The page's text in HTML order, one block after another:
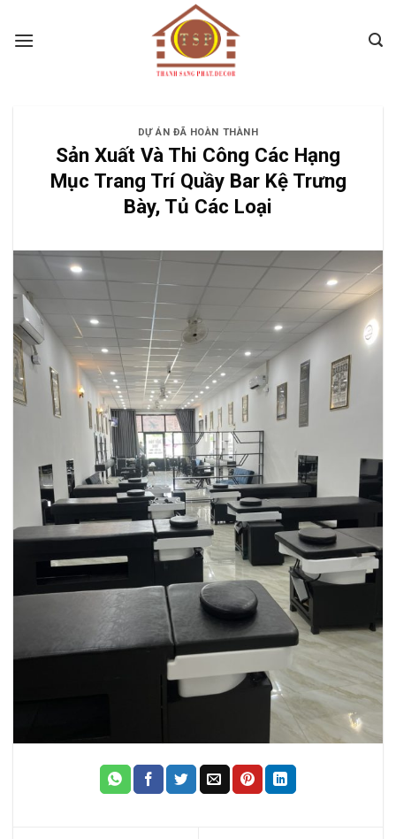
DỰ ÁN ĐÃ HOÀN THÀNH
Sản Xuất Và Thi Công Các Hạng
Mục Trang Trí Quầy Bar Kệ Trưng
Bày, Tủ Các Loại